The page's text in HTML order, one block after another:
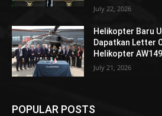
July 22, 2026
Helikopter Baru
Dapatkan Letter
Helikopter
July 21, 2026
POPULAR POSTS